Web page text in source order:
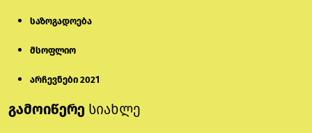
საზოგადოება
მსოფლიო
არჩევნები 2021
გამოიწერე სიახლე